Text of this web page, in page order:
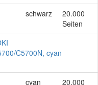
schwarz
20.000
Seiten
C5700N, cyan
cyan 20.000